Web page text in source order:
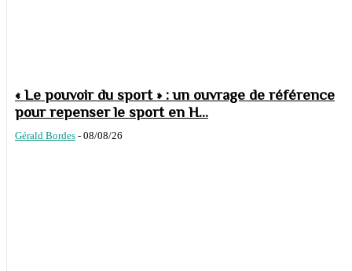
« Le pouvoir du sport » : un ouvrage de référence
pour repenser le sport en H...
Gérald Bordes - 08/08/26